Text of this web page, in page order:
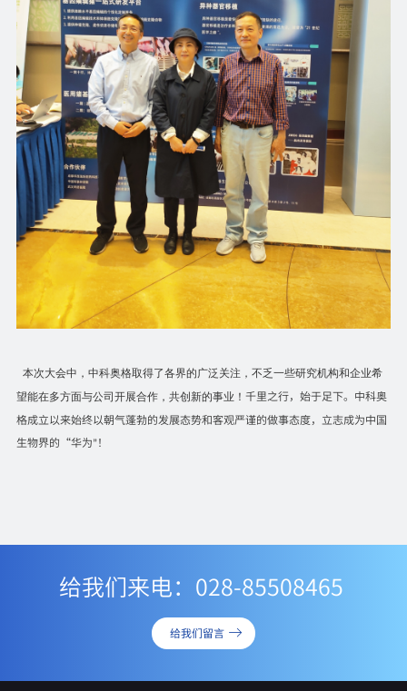
本次大会中，中科奥格取得了各界的广泛关注，不乏一些研究机构和企业希
望能在多方面与公司开展合作，共创新的事业！ 千里之行，始于足下。中科奥
格成立以来始终以朝气蓬勃的发展态势和客观严谨的做事态度，立志成为中国
生物界的 “华为”！
给我们来电：028-85508465
给我们留言